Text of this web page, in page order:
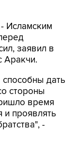
- Исламским
заявил в
Аракчи.
дать
стороны
время
и проявлять
-